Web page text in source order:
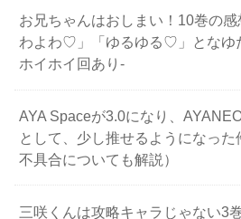
お兄ちゃんはおしまい！10巻の
わよわ♡」「ゆるゆる♡」となゆ
ホイホイ回あり-
AYA Spaceが3.0になり、
として、少し推せるようになっ
不具合についても解説）
三咲くんは攻略キャラじゃない3